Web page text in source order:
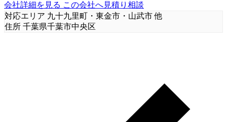
会社詳細を見る この会社へ見積り相談
対応エリア 九十九里町・東金市・山武市 他
住所 千葉県千葉市中央区